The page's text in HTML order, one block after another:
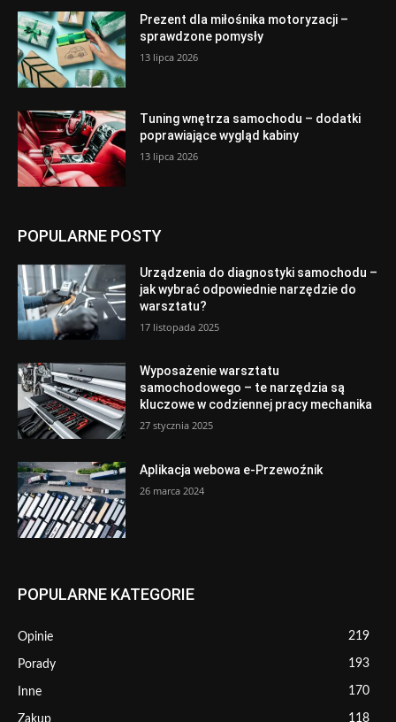
Prezent dla miłośnika motoryzacji –
sprawdzone pomysły
13 lipca 2026
Tuning wnętrza samochodu – dodatki
poprawiające wygląd kabiny
13 lipca 2026
POPULARNE POSTY
Urządzenia do diagnostyki samochodu –
jak wybrać odpowiednie narzędzie do
warsztatu?
17 listopada 2025
Wyposażenie warsztatu
samochodowego – te narzędzia są
kluczowe w codziennej pracy mechanika
27 stycznia 2025
Aplikacja webowa e-Przewoźnik
26 marca 2024
POPULARNE KATEGORIE
Opinie 219
Porady 193
Inne 170
Zakup 118